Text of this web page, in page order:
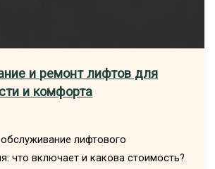
и ремонт лифтов для
и комфорта
лифтового
что включает и какова стоимость?